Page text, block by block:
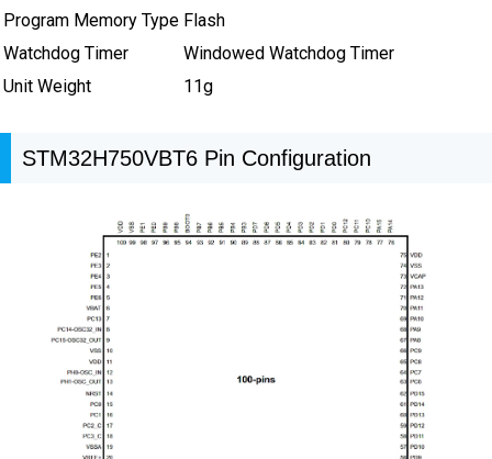
Program Memory Type Flash
Watchdog Timer
Windowed Watchdog Timer
Unit Weight
11g
STM32H750VBT6 Pin Configuration